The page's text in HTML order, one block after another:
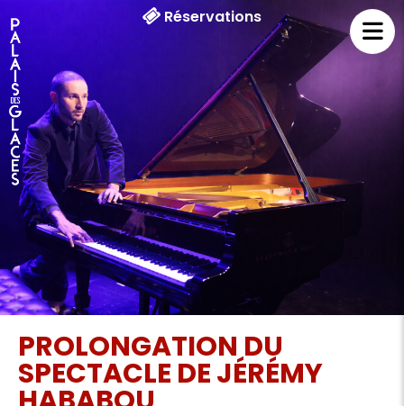
Réservations
PROLONGATION DU
SPECTACLE DE JÉRÉMY